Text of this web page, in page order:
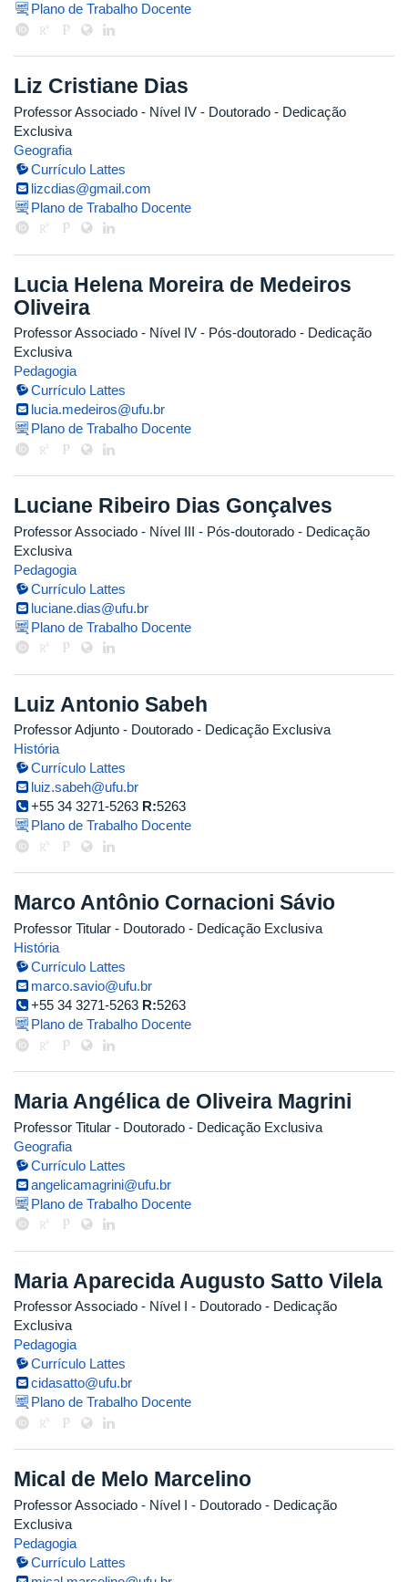
Plano de Trabalho Docente
Liz Cristiane Dias
Professor Associado - Nível IV - Doutorado - Dedicação
Exclusiva
Geografia
Currículo Lattes
lizcdias@gmail.com
Plano de Trabalho Docente
Lucia Helena Moreira de Medeiros
Oliveira
Professor Associado - Nível IV - Pós-doutorado - Dedicação
Exclusiva
Pedagogia
Currículo Lattes
lucia.medeiros@ufu.br
Plano de Trabalho Docente
Luciane Ribeiro Dias Gonçalves
Professor Associado - Nível III - Pós-doutorado - Dedicação
Exclusiva
Pedagogia
Currículo Lattes
luciane.dias@ufu.br
Plano de Trabalho Docente
Luiz Antonio Sabeh
Professor Adjunto - Doutorado - Dedicação Exclusiva
História
Currículo Lattes
luiz.sabeh@ufu.br
+55 34 3271-5263 R:5263
Plano de Trabalho Docente
Marco Antônio Cornacioni Sávio
Professor Titular - Doutorado - Dedicação Exclusiva
História
Currículo Lattes
marco.savio@ufu.br
+55 34 3271-5263 R:5263
Plano de Trabalho Docente
Maria Angélica de Oliveira Magrini
Professor Titular - Doutorado - Dedicação Exclusiva
Geografia
Currículo Lattes
angelicamagrini@ufu.br
Plano de Trabalho Docente
Maria Aparecida Augusto Satto Vilela
Professor Associado - Nível I - Doutorado - Dedicação
Exclusiva
Pedagogia
Currículo Lattes
cidasatto@ufu.br
Plano de Trabalho Docente
Mical de Melo Marcelino
Professor Associado - Nível I - Doutorado - Dedicação
Exclusiva
Pedagogia
Currículo Lattes